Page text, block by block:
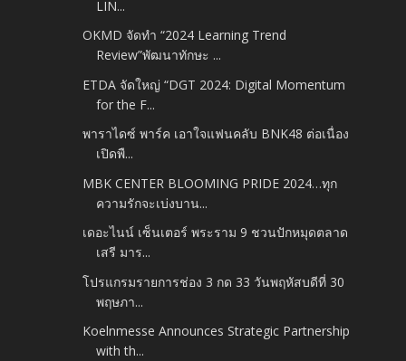
LIN...
OKMD จัดทำ “2024 Learning Trend
Review”พัฒนาทักษะ ...
ETDA จัดใหญ่ “DGT 2024: Digital Momentum
for the F...
พาราไดซ์ พาร์ค เอาใจแฟนคลับ BNK48 ต่อเนื่อง
เปิดพื...
MBK CENTER BLOOMING PRIDE 2024…ทุก
ความรักจะเบ่งบาน...
เดอะไนน์ เซ็นเตอร์ พระราม 9 ชวนปักหมุดตลาด
เสรี มาร...
โปรแกรมรายการช่อง 3 กด 33 วันพฤหัสบดีที่ 30
พฤษภา...
Koelnmesse Announces Strategic Partnership
with th...